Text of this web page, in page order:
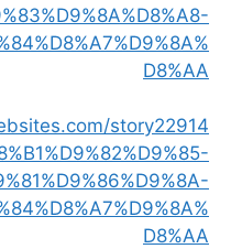
D8%AA
story22914
D8%AA